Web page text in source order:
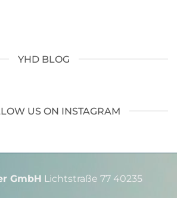
YHD BLOG
US ON INSTAGRAM
GmbH Lichtstraße 77 40235